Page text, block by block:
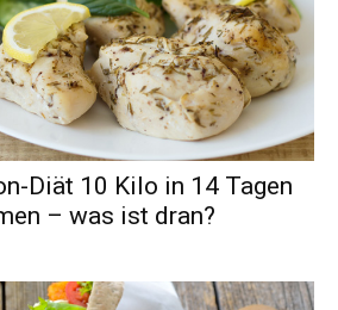
Diät 10 Kilo in 14 Tagen
– was ist dran?